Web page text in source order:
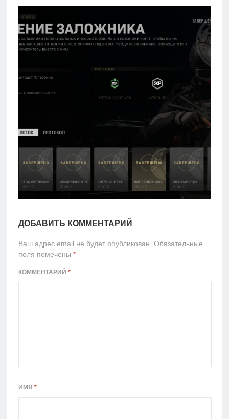
Мобильное
ДОБАВИТЬ КОММЕНТАРИЙ
Ваш адрес email не будет опубликован. Обязательные
поля помечены *
КОММЕНТАРИЙ *
ИМЯ *